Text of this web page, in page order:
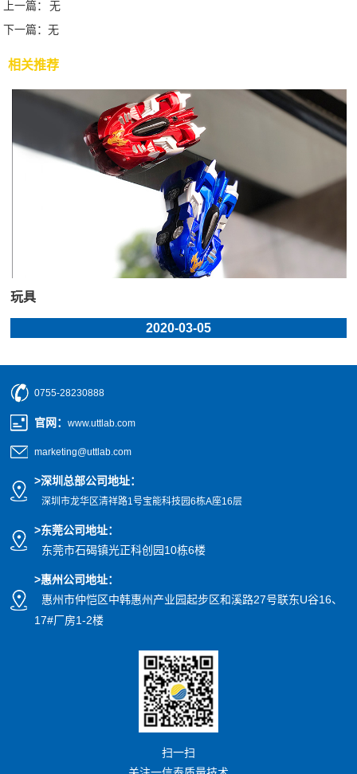
上一篇：
无
下一篇：无
相关推荐
玩具
2020-03-05
0755-28230888
官网 ：www.uttlab.com
marketing@uttlab.com
>深圳总部公司地址：
深圳市龙华区清祥路1号宝能科技园6栋A座16层
>东莞公司地址：
东莞市石碣镇光正科创园10栋6楼
>惠州公司地址：
惠州市仲恺区中韩惠州产业园起步区和溪路27号联东U谷16、
17#厂房1-2楼
扫一扫